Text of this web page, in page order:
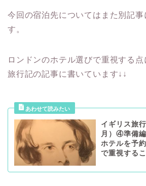
今回の宿泊先についてはまた別記
す。
ロンドンのホテル選びで重視する
旅行記の記事に書いています↓↓
イギリス旅
月）④準備
ホテルを予
で重視する